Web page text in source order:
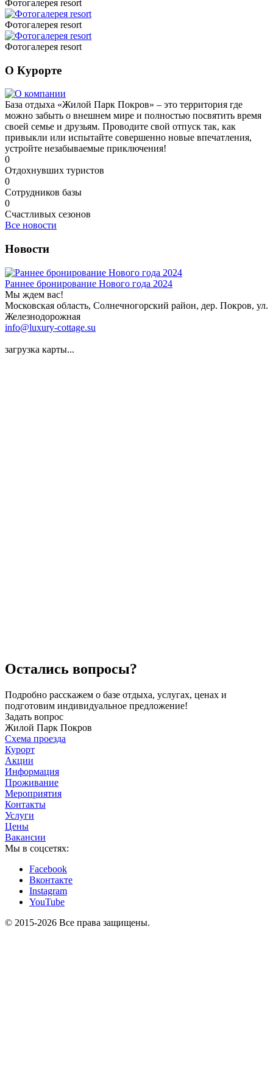
Фотогалерея resort
Фотогалерея resort
Фотогалерея resort
О Курорте
База отдыха «Жилой Парк Покров» – это территория где
можно забыть о внешнем мире и полностью посвятить время
своей семье и друзьям. Проводите свой отпуск так, как
привыкли или испытайте совершенно новые впечатления,
устройте незабываемые приключения!
0
Отдохнувших туристов
0
Сотрудников базы
0
Счастливых сезонов
Все новости
Новости
Раннее бронирование Нового года 2024
Мы ждем вас!
Московская область, Солнечногорский район, дер. Покров, ул.
Железнодорожная
info@luxury-cottage.su
загрузка карты...
Остались вопросы?
Подробно расскажем о базе отдыха, услугах, ценах и
подготовим индивидуальное предложение!
Задать вопрос
Жилой Парк Покров
Схема проезда
Курорт
Акции
Информация
Проживание
Мероприятия
Контакты
Услуги
Цены
Вакансии
Мы в соцсетях:
Facebook
Вконтакте
Instagram
YouTube
© 2015-2026 Все права защищены.